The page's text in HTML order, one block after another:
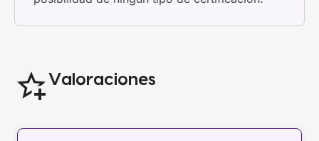
Valoraciones